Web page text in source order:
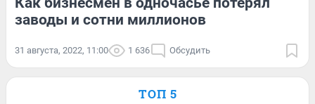
заводы и сотни миллионов
31 августа, 2022, 11:00 1 636 Обсудить
ТОП 5